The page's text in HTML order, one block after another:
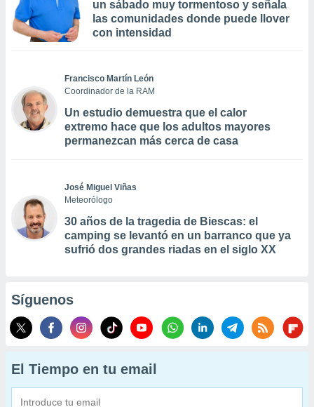
un sábado muy tormentoso y señala
las comunidades donde puede llover
con intensidad
Francisco Martín León
Coordinador de la RAM
Un estudio demuestra que el calor
extremo hace que los adultos mayores
permanezcan más cerca de casa
José Miguel Viñas
Meteorólogo
30 años de la tragedia de Biescas: el
camping se levantó en un barranco que ya
sufrió dos grandes riadas en el siglo XX
Síguenos
El Tiempo en tu email